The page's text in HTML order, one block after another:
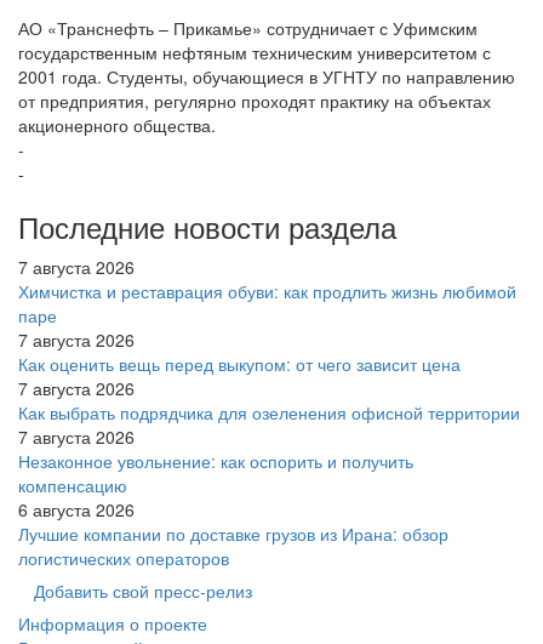
АО «Транснефть – Прикамье» сотрудничает с Уфимским
государственным нефтяным техническим университетом с
2001 года. Студенты, обучающиеся в УГНТУ по направлению
от предприятия, регулярно проходят практику на объектах
акционерного общества.
-
-
Последние новости раздела
7 августа 2026
Химчистка и реставрация обуви: как продлить жизнь любимой
паре
7 августа 2026
Как оценить вещь перед выкупом: от чего зависит цена
7 августа 2026
Как выбрать подрядчика для озеленения офисной территории
7 августа 2026
Незаконное увольнение: как оспорить и получить
компенсацию
6 августа 2026
Лучшие компании по доставке грузов из Ирана: обзор
логистических операторов
Добавить свой пресс-релиз
Информация о проекте